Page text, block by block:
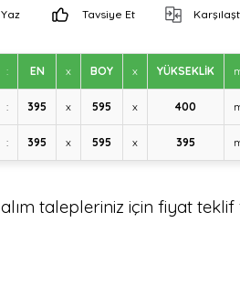
Tavsiye Et
: EN x BOY x YÜKSEKLİK
: 395 x 595 x 400
: 395 x 595 x 395
talepleriniz için fiyat